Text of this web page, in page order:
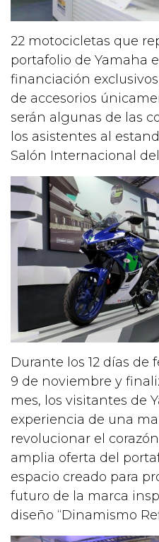
22 motocicletas que
portafolio de Yamaha
financiación
de accesorios
serán algunas de las
los asistentes al
Salón Internacional
Durante los 12 días
9 de noviembre y
mes, los visitantes de
experiencia de una
revolucionar el
amplia oferta del
espacio creado para
futuro de la marca
diseño “Dinamismo